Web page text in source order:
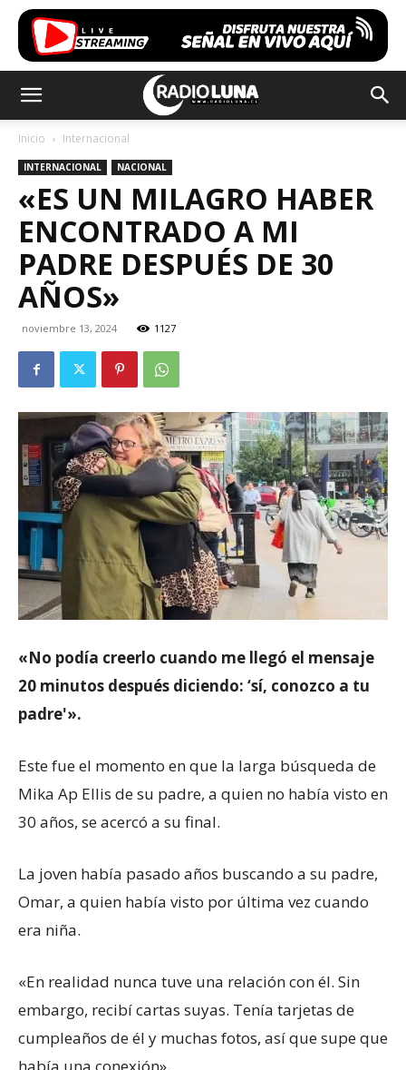
Inicio Internacional
INTERNACIONAL NACIONAL
«ES UN MILAGRO HABER
ENCONTRADO A MI
PADRE DESPUÉS DE 30
AÑOS»
noviembre 13, 2024 1127
«No podía creerlo cuando me llegó el mensaje
20 minutos después diciendo: ‘sí, conozco a tu
padre'».
Este fue el momento en que la larga búsqueda de
Mika Ap Ellis de su padre, a quien no había visto en
30 años, se acercó a su final.
La joven había pasado años buscando a su padre,
Omar, a quien había visto por última vez cuando
era niña.
«En realidad nunca tuve una relación con él. Sin
embargo, recibí cartas suyas. Tenía tarjetas de
cumpleaños de él y muchas fotos, así que supe que
había una conexión».